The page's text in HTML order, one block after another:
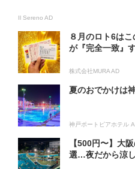
Il Sereno AD
８月のロト6は
が『完全一致』
株式会社MURA AD
夏のおでかけは
神戸ポートピアホテル
【500円〜】大
選…夜だから涼